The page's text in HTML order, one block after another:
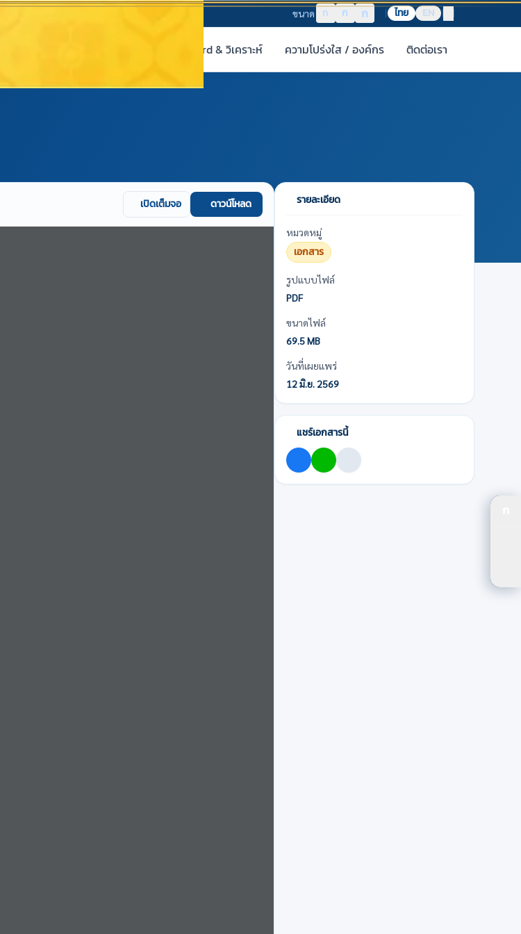
ขนาด ก ก ก ไทย EN
Dashboard & วิเคราะห์ ความโปร่งใส / องค์กร ติดต่อเรา
เปิดเต็มจอ ดาวน์โหลด รายละเอียด
หมวดหมู่
เอกสาร
รูปแบบไฟล์
PDF
ขนาดไฟล์
69.5 MB
วันที่เผยแพร่
12 มิ.ย. 2569
แชร์เอกสารนี้